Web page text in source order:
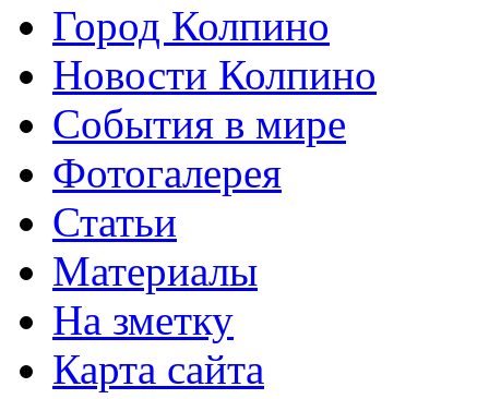
Город Колпино
Новости Колпино
События в мире
Фотогалерея
Статьи
Материалы
На зметку
Карта сайта